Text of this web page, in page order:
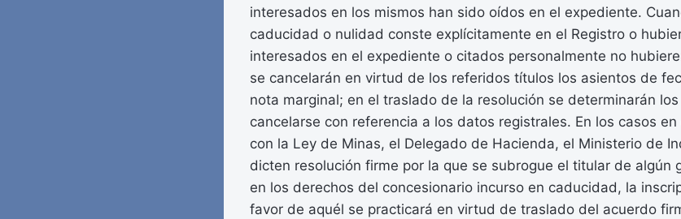
interesados en los mismos han sido oídos en el expediente.
caducidad o nulidad conste explícitamente en el Registro o
interesados en el expediente o citados personalmente no
se cancelarán en virtud de los referidos títulos los asientos de
nota marginal; en el traslado de la resolución se determinarán
cancelarse con referencia a los datos registrales. En los casos
con la Ley de Minas, el Delegado de Hacienda, el Ministerio de
dicten resolución firme por la que se subrogue el titular de algún
en los derechos del concesionario incurso en caducidad, la
favor de aquél se practicará en virtud de traslado del acuerdo